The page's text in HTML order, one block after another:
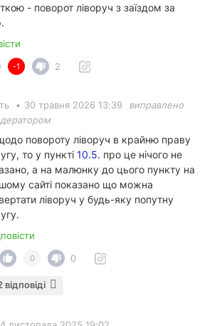
- поворот ліворуч з заїздом за
-1 2
• 30 травня 2026 13:39
виправлено
повороту ліворуч в крайню праву
то у пункті 10.5. про це нічого не
а на малюнку до цього пункту на
сайті показано що можна
ліворуч у будь-яку попутну
0 0